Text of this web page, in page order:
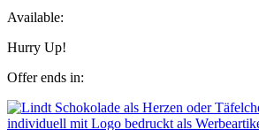
Available:
Hurry Up!
Offer ends in: